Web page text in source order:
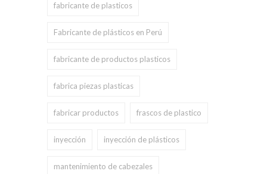
fabricante de plasticos
Fabricante de plásticos en Perú
fabricante de productos plasticos
fabrica piezas plasticas
fabricar productos frascos de plastico
inyección inyección de plásticos
mantenimiento de cabezales